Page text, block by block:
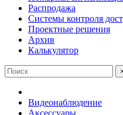
Распродажа
Системы контроля
Проектные решения
Архив
Калькулятор
Видеонаблюдение
Аксессуары